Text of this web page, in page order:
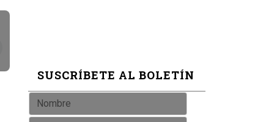
SUSCRÍBETE AL BOLETÍN